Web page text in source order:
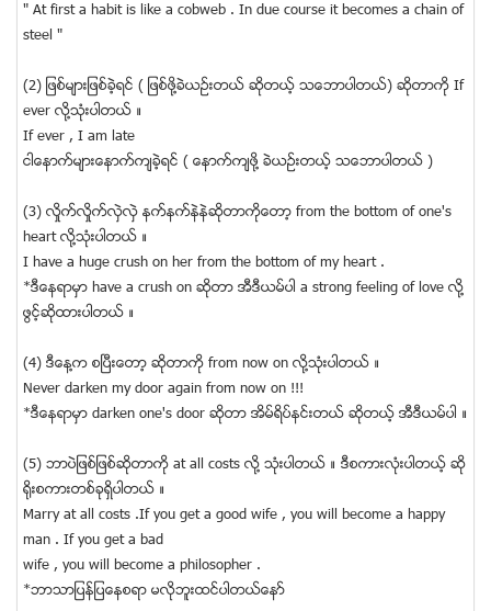
" At first a habit is like a cobweb . In due course it becomes a chain of
steel "
(2) ျဖစ္မ်ားျဖစ္ခဲ့ရင္ ( ျဖစ္ဖို႔ခဲယဥ္းတယ္ ဆိုတယ့္ သေဘာပါတယ္) ဆိုတာကို If
ever လို႔သုံးပါတယ္ ။
If ever , I am late
ငါေနာက္မ်ားေနာက္က်ခဲ့ရင္ ( ေနာက္က်ဖို႔ ခဲယဥ္းတယ့္ သေဘာပါတယ္ )
(3) လႈိက္လႈိက္လွဲလွဲ နက္နက္နဲနဲဆိုတာကိုေတာ့ from the bottom of one's
heart လို႔သုံးပါတယ္ ။
I have a huge crush on her from the bottom of my heart .
*ဒီေနရာမွာ have a crush on ဆိုတာ အီဒီယမ္ပါ a strong feeling of love လို႔
ဖြင့္ဆိုထားပါတယ္ ။
(4) ဒီေန႔က စျပီးေတာ့ ဆိုတာကို from now on လို႔သုံးပါတယ္ ။
Never darken my door again from now on !!!
*ဒီေနရာမွာ darken one's door ဆိုတာ အိမ္ရိပ္နင္းတယ္ ဆိုတယ့္ အီဒီယမ္ပါ ။
(5) ဘာပဲျဖစ္ျဖစ္ဆိုတာကို at all costs လို႔ သုံးပါတယ္ ။ ဒီစကားလုံးပါတယ့္ ဆို
ရုိးစကားတစ္ခုရွိပါတယ္ ။
Marry at all costs .If you get a good wife , you will become a happy
man . If you get a bad
wife , you will become a philosopher .
*ဘာသာျပန္ျပေနစရာ မလိုဘူးထင္ပါတယ္ေနာ္